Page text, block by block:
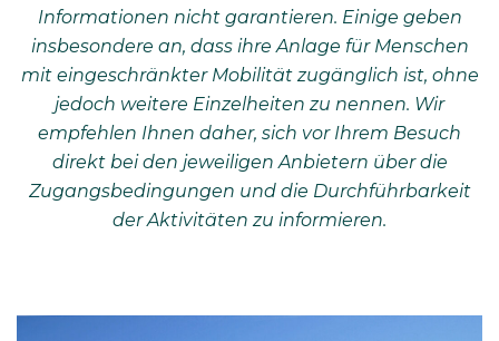
Informationen nicht garantieren. Einige geben
insbesondere an, dass ihre Anlage für Menschen
mit eingeschränkter Mobilität zugänglich ist, ohne
jedoch weitere Einzelheiten zu nennen. Wir
empfehlen Ihnen daher, sich vor Ihrem Besuch
direkt bei den jeweiligen Anbietern über die
Zugangsbedingungen und die Durchführbarkeit
der Aktivitäten zu informieren.